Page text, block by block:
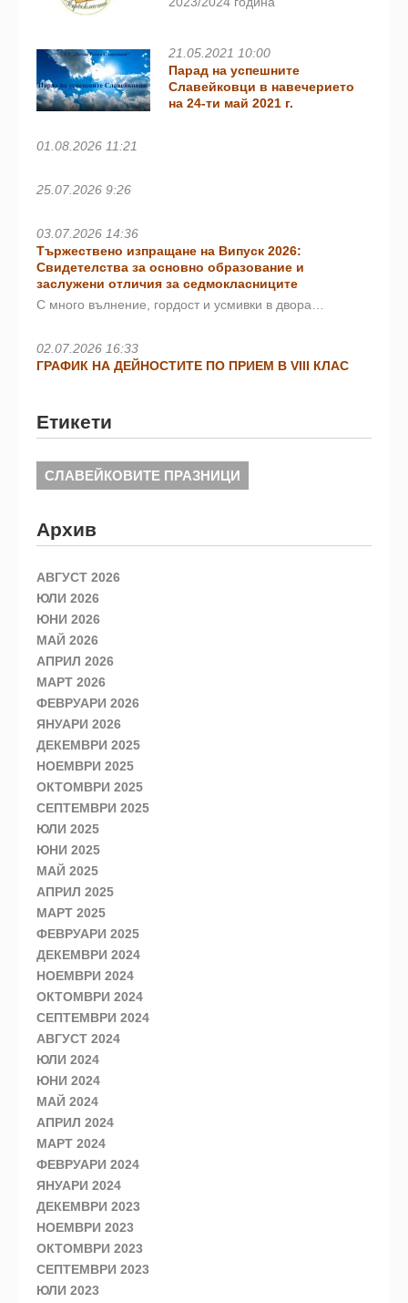
21.05.2021 10:00
Парад на успешните
Славейковци в навечерието
на 24-ти май 2021 г.
01.08.2026 11:21
25.07.2026 9:26
03.07.2026 14:36
Тържествено изпращане на Випуск 2026:
Свидетелства за основно образование и
заслужени отличия за седмокласниците
С много вълнение, гордост и усмивки в двора…
02.07.2026 16:33
ГРАФИК НА ДЕЙНОСТИТЕ ПО ПРИЕМ В VIII КЛАС
Етикети
СЛАВЕЙКОВИТЕ ПРАЗНИЦИ
Архив
АВГУСТ 2026
ЮЛИ 2026
ЮНИ 2026
МАЙ 2026
АПРИЛ 2026
МАРТ 2026
ФЕВРУАРИ 2026
ЯНУАРИ 2026
ДЕКЕМВРИ 2025
НОЕМВРИ 2025
ОКТОМВРИ 2025
СЕПТЕМВРИ 2025
ЮЛИ 2025
ЮНИ 2025
МАЙ 2025
АПРИЛ 2025
МАРТ 2025
ФЕВРУАРИ 2025
ДЕКЕМВРИ 2024
НОЕМВРИ 2024
ОКТОМВРИ 2024
СЕПТЕМВРИ 2024
АВГУСТ 2024
ЮЛИ 2024
ЮНИ 2024
МАЙ 2024
АПРИЛ 2024
МАРТ 2024
ФЕВРУАРИ 2024
ЯНУАРИ 2024
ДЕКЕМВРИ 2023
НОЕМВРИ 2023
ОКТОМВРИ 2023
СЕПТЕМВРИ 2023
ЮЛИ 2023